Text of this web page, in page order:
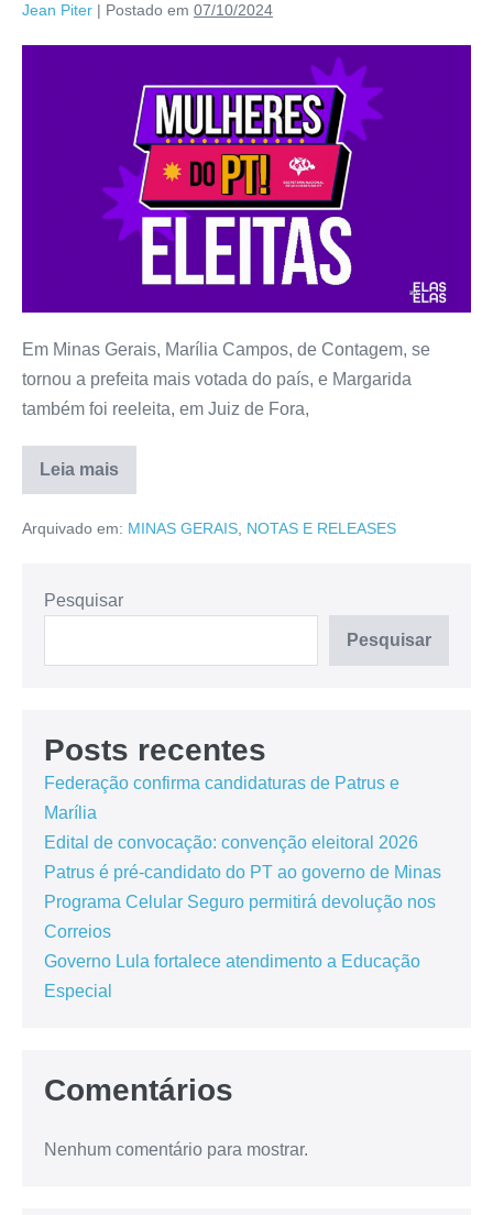
Jean Piter | Postado em 07/10/2024
Em Minas Gerais, Marília Campos, de Contagem, se
tornou a prefeita mais votada do país, e Margarida
também foi reeleita, em Juiz de Fora,
Leia mais
Arquivado em: MINAS GERAIS NOTAS E RELEASES
Pesquisar
Pesquisar
Posts recentes
Federação confirma candidaturas de Patrus e
Marília
Edital de convocação: convenção eleitoral 2026
Patrus é pré-candidato do PT ao governo de Minas
Programa Celular Seguro permitirá devolução nos
Correios
Governo Lula fortalece atendimento a Educação
Especial
Comentários
Nenhum comentário para mostrar.